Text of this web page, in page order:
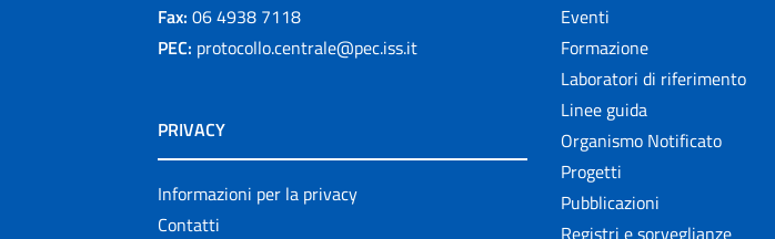
Fax: 06 4938 7118
PEC: protocollo.centrale@pec.iss.it
PRIVACY
Informazioni per la privacy
Contatti
Eventi
Formazione
Laboratori di riferimento
Linee guida
Organismo Notificato
Progetti
Pubblicazioni
Registri e sorveglianze